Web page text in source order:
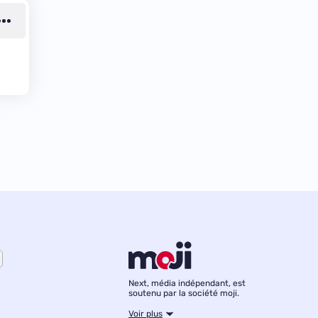
Next, média indépendant, est
soutenu par la société moji.
Voir plus